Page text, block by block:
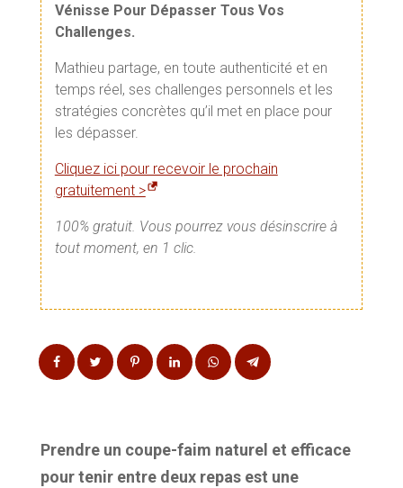
Vénisse Pour Dépasser Tous Vos
Challenges.
Mathieu partage, en toute authenticité et en
temps réel, ses challenges personnels et les
stratégies concrètes qu’il met en place pour
les dépasser.
Cliquez ici pour recevoir le prochain
gratuitement >
100% gratuit. Vous pourrez vous désinscrire à
tout moment, en 1 clic.
Prendre un coupe-faim naturel et efficace
pour tenir entre deux repas est une